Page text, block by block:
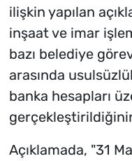
ilişkin yapılan
inşaat ve imar
bazı belediye
arasında
banka hesapları
Açıklamada, "31